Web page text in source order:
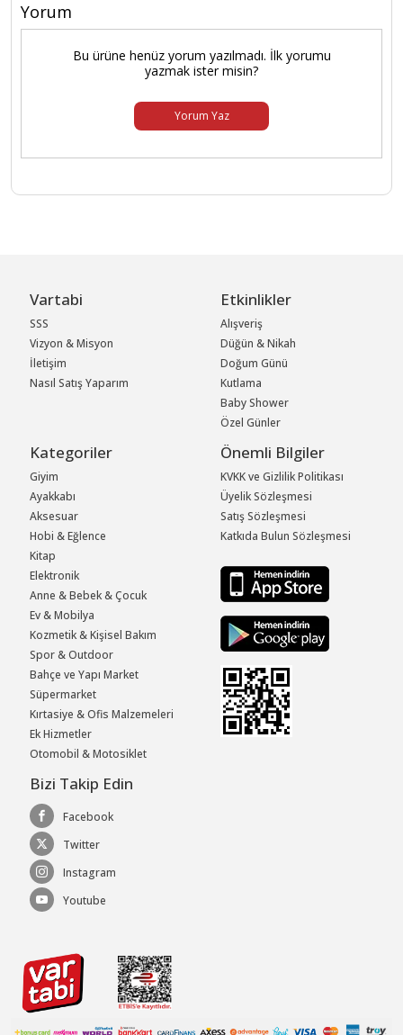
Yorum
Bu ürüne henüz yorum yazılmadı. İlk yorumu
yazmak ister misin?
Yorum Yaz
Vartabi
SSS
Vizyon & Misyon
İletişim
Nasıl Satış Yaparım
Etkinlikler
Alışveriş
Düğün & Nikah
Doğum Günü
Kutlama
Baby Shower
Özel Günler
Kategoriler
Giyim
Ayakkabı
Aksesuar
Hobi & Eğlence
Kitap
Elektronik
Anne & Bebek & Çocuk
Ev & Mobilya
Kozmetik & Kişisel Bakım
Spor & Outdoor
Bahçe ve Yapı Market
Süpermarket
Kırtasiye & Ofis Malzemeleri
Ek Hizmetler
Otomobil & Motosiklet
Önemli Bilgiler
KVKK ve Gizlilik Politikası
Üyelik Sözleşmesi
Satış Sözleşmesi
Katkıda Bulun Sözleşmesi
Bizi Takip Edin
Facebook
Twitter
Instagram
Youtube